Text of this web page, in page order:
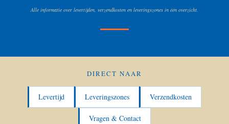
Alle informatie over levertijden, verzendkosten en leveringszones in één overzicht.
DIRECT NAAR
Levertijd Leveringszones Verzendkosten
Vragen & Contact